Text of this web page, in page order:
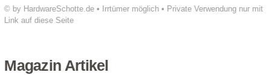
© by HardwareSchotte.de • Irrtümer möglich • Private Verwendung nur mit
Link auf diese Seite
Magazin Artikel